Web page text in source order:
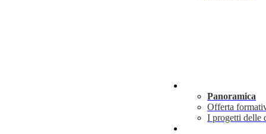
Panoramica
Offerta
I progetti delle